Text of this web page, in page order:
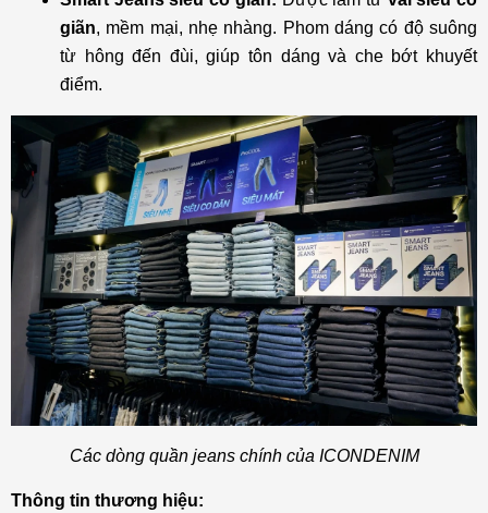
giãn, mềm mại, nhẹ nhàng. Phom dáng có độ suông
từ hông đến đùi, giúp tôn dáng và che bớt khuyết
điểm.
Các dòng quần jeans chính của ICONDENIM
Thông tin thương hiệu: